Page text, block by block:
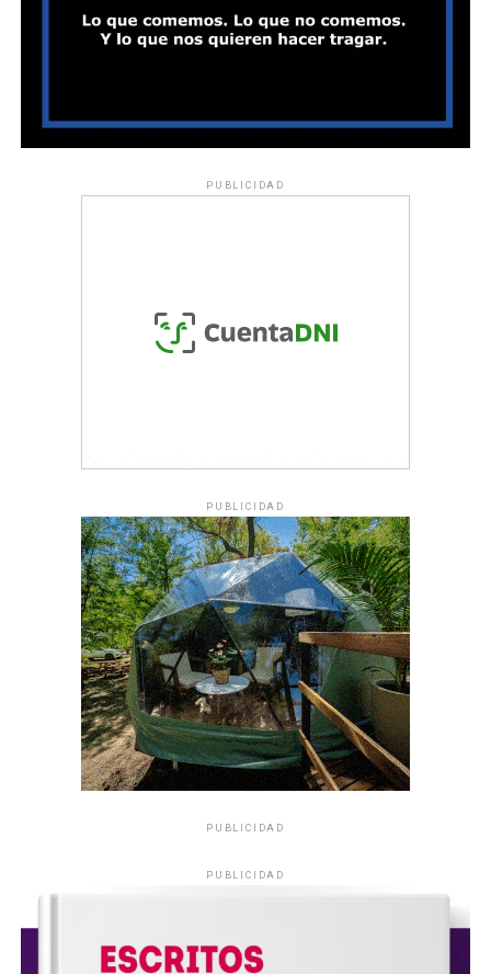
PUBLICIDAD
PUBLICIDAD
PUBLICIDAD
PUBLICIDAD